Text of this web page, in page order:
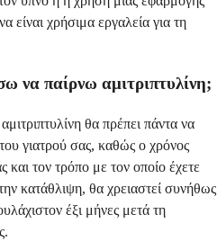
είναι χρήσιμα εργαλεία για τη
να παίρνω αμιτριπτυλίνη;
θα πρέπει πάντα να
γιατρού σας, καθώς ο χρόνος
και τον τρόπο με τον οποίο έχετε
κατάθλιψη, θα χρειαστεί συνήθως
έξι μήνες μετά τη